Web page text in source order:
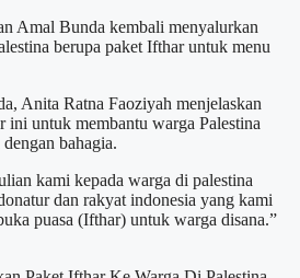
Amal Bunda kembali menyalurkan
berupa paket Ifthar untuk menu
Anita Ratna Faoziyah menjelaskan
ini untuk membantu warga Palestina
bahagia.
kami kepada warga di palestina
dan rakyat indonesia yang kami
puasa (Ifthar) untuk warga disana.”